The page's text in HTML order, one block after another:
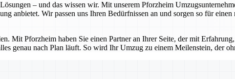
– und das wissen wir. Mit unserem Pforzheim
anbietet. Wir passen uns Ihren Bedürfnissen an und sorgen so für
Mit Pforzheim haben Sie einen Partner an Ihrer Seite, der mit
genau nach Plan läuft. So wird Ihr Umzug zu einem Meilenstein, der